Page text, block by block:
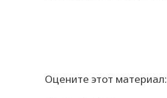
Оцените этот материал: